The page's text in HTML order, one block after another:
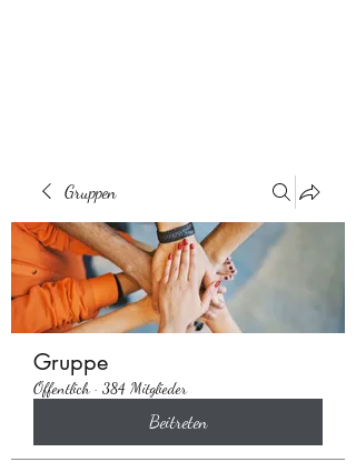
Gruppen
Gruppe
Öffentlich · 384 Mitglieder
Beitreten